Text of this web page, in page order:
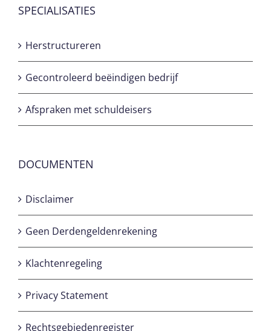
SPECIALISATIES
Herstructureren
Gecontroleerd beëindigen bedrijf
Afspraken met schuldeisers
DOCUMENTEN
Disclaimer
Geen Derdengeldenrekening
Klachtenregeling
Privacy Statement
Rechtsgebiedenregister